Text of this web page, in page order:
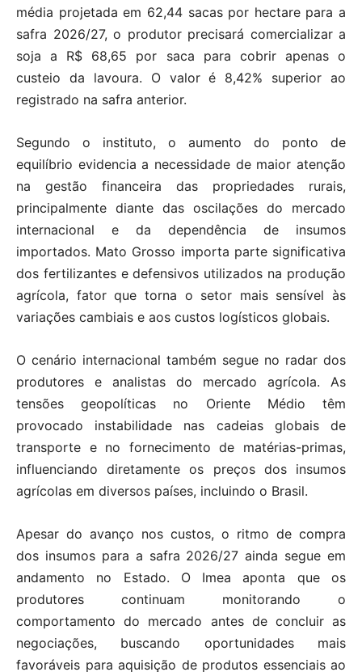
média projetada em 62,44 sacas por hectare para a
safra 2026/27, o produtor precisará comercializar a
soja a R$ 68,65 por saca para cobrir apenas o
custeio da lavoura. O valor é 8,42% superior ao
registrado na safra anterior.
Segundo o instituto, o aumento do ponto de
equilíbrio evidencia a necessidade de maior atenção
na gestão financeira das propriedades rurais,
principalmente diante das oscilações do mercado
internacional e da dependência de insumos
importados. Mato Grosso importa parte significativa
dos fertilizantes e defensivos utilizados na produção
agrícola, fator que torna o setor mais sensível às
variações cambiais e aos custos logísticos globais.
O cenário internacional também segue no radar dos
produtores e analistas do mercado agrícola. As
tensões geopolíticas no Oriente Médio têm
provocado instabilidade nas cadeias globais de
transporte e no fornecimento de matérias-primas,
influenciando diretamente os preços dos insumos
agrícolas em diversos países, incluindo o Brasil.
Apesar do avanço nos custos, o ritmo de compra
dos insumos para a safra 2026/27 ainda segue em
andamento no Estado. O Imea aponta que os
produtores continuam monitorando o
comportamento do mercado antes de concluir as
negociações, buscando oportunidades mais
favoráveis para aquisição de produtos essenciais ao